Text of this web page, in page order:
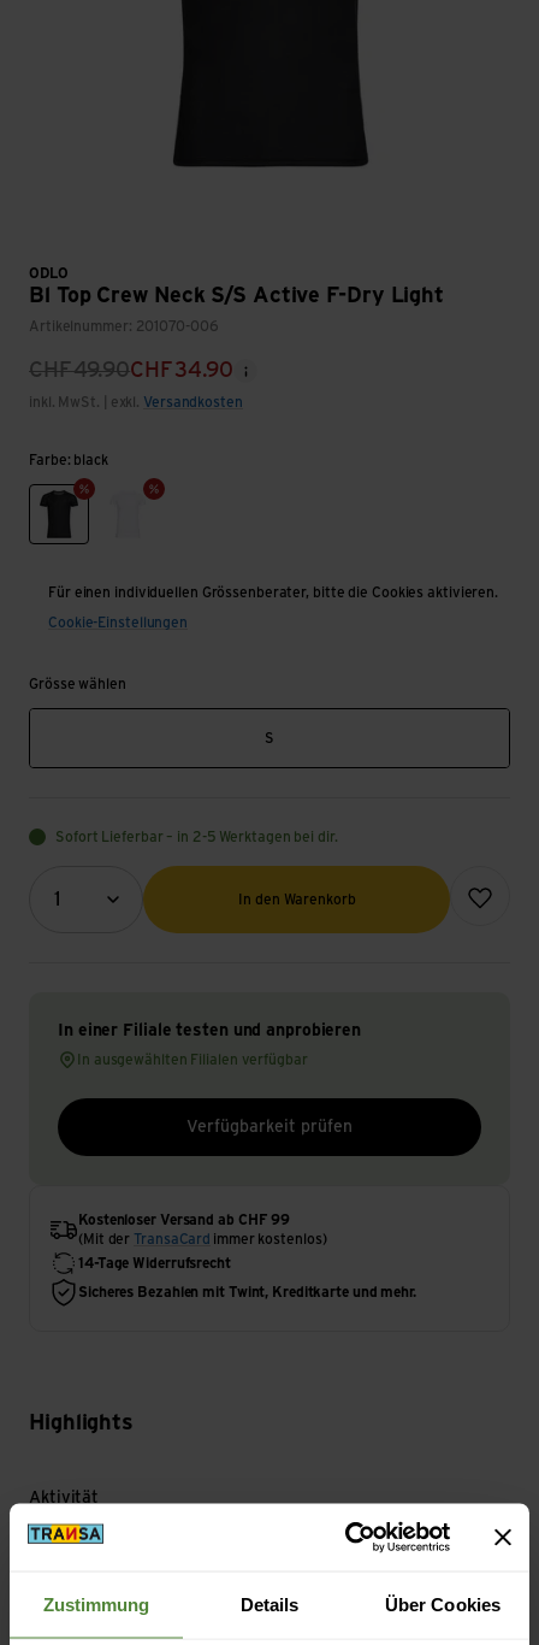
Zustimmung Details Über Cookies
ODLO
Bl Top Crew Neck S/S Active F-Dry Light
Artikelnummer: 201070-006
CHF49.90CHF34.90
inkl. MwSt. | exkl. Versandkosten
Farbe: black
black
Für einen individuellen Grössenberater, bitte die Cookies aktivieren.
Cookie-Einstellungen
Grösse wählen
S
Sofort Lieferbar – in 2-5 Werktagen bei dir.
1
Menge (Optional)
In den Warenkorb
Zur
In einer Filiale testen und anprobieren
In ausgewählten Filialen verfügbar
Verfügbarkeit prüfen
Kostenloser Versand ab CHF 99
(Mit der
TransaCard immer kostenlos)
14-Tage Widerrufsrecht
Sicheres Bezahlen mit Twint, Kreditkarte und mehr.
Highlights
Aktivität
Wandern | Klettern | Reisen | Velo | Wintersport
Nachhaltigkeit